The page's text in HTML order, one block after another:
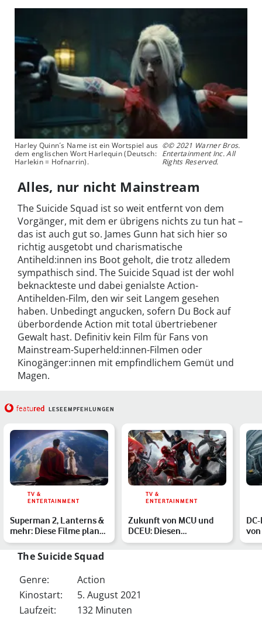
Harley Quinn´s Name ist ein Wortspiel aus
dem englischen Wort Harlequin (Deutsch:
Harlekin = Hofnarrin).
©© 2021 Warner Bros.
Entertainment Inc. All
Rights Reserved.
Alles, nur nicht Mainstream
The Suicide Squad ist so weit entfernt von dem
Vorgänger, mit dem er übrigens nichts zu tun hat –
das ist auch gut so. James Gunn hat sich hier so
richtig ausgetobt und charismatische
Antiheld:innen ins Boot geholt, die trotz alledem
sympathisch sind. The Suicide Squad ist der wohl
beknackteste und dabei genialste Action-
Antihelden-Film, den wir seit Langem gesehen
haben. Unbedingt angucken, sofern Du Bock auf
überbordende Action mit total übertriebener
Gewalt hast. Definitiv kein Film für Fans von
Mainstream-Superheld:innen-Filmen oder
Kinogänger:innen mit empfindlichem Gemüt und
Magen.
featured LESEEMPFEHLUNGEN
TV &
ENTERTAINMENT
Superman 2, Lanterns &
mehr: Diese Filme plant
DC ab 2025
TV &
ENTERTAINMENT
Zukunft von MCU und
DCEU: Diesen
Herausforderungen
The Suicide Squad
Genre:
Action
Kinostart:
5. August 2021
Laufzeit:
132 Minuten